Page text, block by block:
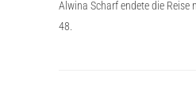
Alwina Scharf endete die Reise
48.